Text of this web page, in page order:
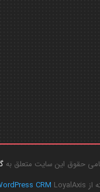
از
CRM LoyalAxis